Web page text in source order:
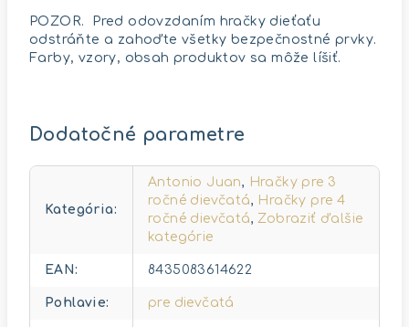
POZOR. Pred odovzdaním hračky dieťaťu
odstráňte a zahoďte všetky bezpečnostné prvky.
Farby, vzory, obsah produktov sa môže líšiť.
Dodatočné parametre
Kategória:
Antonio Juan, Hračky pre 3
ročné dievčatá, Hračky pre 4
ročné dievčatá, Zobraziť ďalšie
kategórie
EAN: 8435083614622
Pohlavie: pre dievčatá